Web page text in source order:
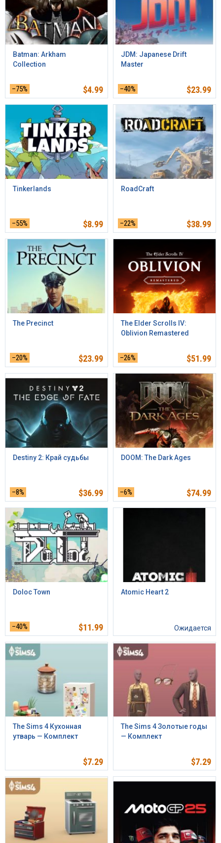
Batman: Arkham
Collection
–75% $4.99
JDM: Japanese Drift
Master
–40% $23.99
Tinkerlands
–55% $8.99
RoadCraft
–22% $38.99
The Precinct
–20% $23.99
The Elder Scrolls IV:
Oblivion Remastered
–26% $51.99
Destiny 2: Край судьбы
–8% $36.99
DOOM: The Dark Ages
–6% $74.99
Doloc Town
–40% $11.99
Atomic Heart 2
Ожидается
The Sims 4 Кухонная
утварь — Комплект
$7.29
The Sims 4 Золотые годы
— Комплект
$7.29